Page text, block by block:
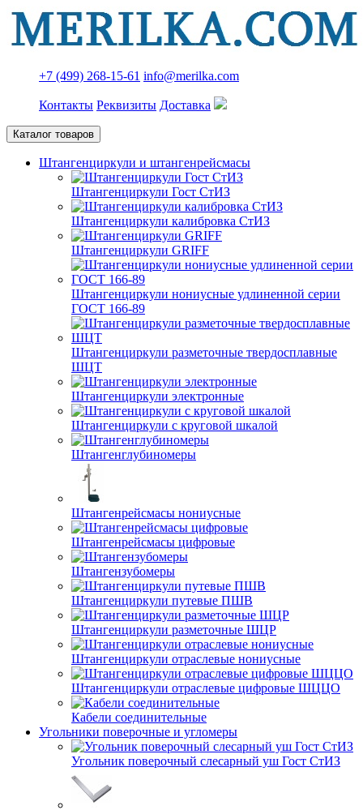
+7 (499) 268-15-61 info@merilka.com
Контакты Реквизиты Доставка
Каталог товаров
Штангенциркули и штангенрейсмасы
Штангенциркули Гост СтИЗ
Штангенциркули калибровка СтИЗ
Штангенциркули GRIFF
Штангенциркули нониусные удлиненной серии
ГОСТ 166-89
Штангенциркули разметочные твердосплавные
ШЦТ
Штангенциркули электронные
Штангенциркули с круговой шкалой
Штангенглубиномеры
Штангенрейсмасы нониусные
Штангенрейсмасы цифровые
Штангензубомеры
Штангенциркули путевые ПШВ
Штангенциркули разметочные ШЦР
Штангенциркули отраслевые нониусные
Штангенциркули отраслевые цифровые ШЦЦО
Кабели соединительные
Угольники поверочные и угломеры
Угольник поверочный слесарный уш Гост СтИЗ